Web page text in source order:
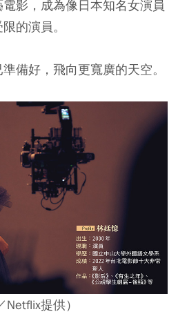
影，成為像日本知名女演員
的演員。
備好，飛向更寬廣的天空。
Netflix提供）